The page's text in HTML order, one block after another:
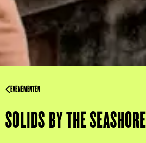
EVENEMENTEN
SOLIDS BY THE SEASHORE